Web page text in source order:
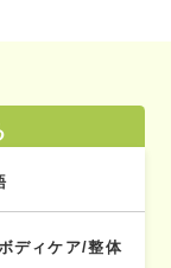
ディケア/整体